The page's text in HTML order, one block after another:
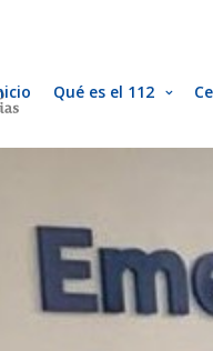
Qué es el 112